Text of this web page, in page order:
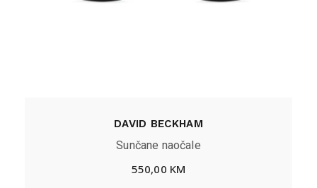
DAVID BECKHAM
Sunčane naočale
550,00 KM